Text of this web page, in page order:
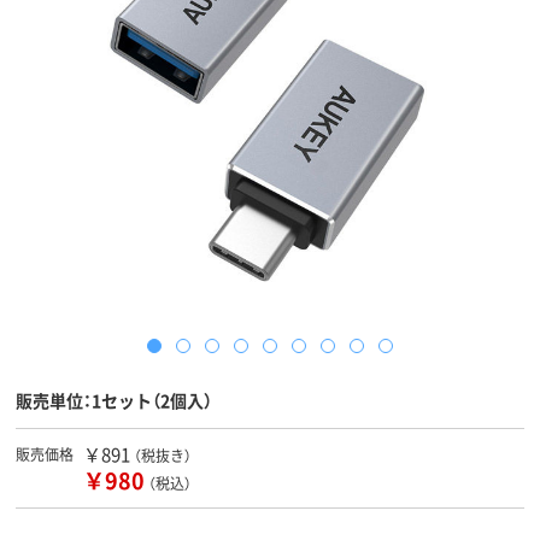
販売単位：1セット（2個入）
販売価格 ￥891 （税抜き）
￥980 （税込）